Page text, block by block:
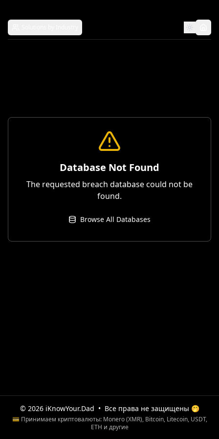
Database Not Found
The requested breach database could not be
found.
Browse All Databases
© 2026 iKnowYour.Dad • Все права не защищены 🤭
💳 Принимаем криптовалюты: Monero (XMR), Bitcoin, Litecoin, USDT,
ETH и другие